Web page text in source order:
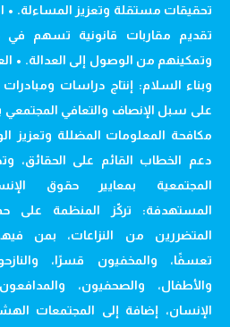
تحقيقات مستقلة وتعزيز المساءلة. •
تقديم مقاربات قانونية تسهم في
وتمكينهم من الوصول إلى العدالة. •
وبناء السلام: إنتاج دراسات
على سبل الإنصاف والتعافي المجتمعي
مكافحة المعلومات المضللة وتعزيز
دعم الخطاب القائم على الحقائق،
المجتمعية بمعايير حقوق
المستهدفة: تركّز المنظمة على
المتضررين من النزاعات، بمن
تعسفًا، والمخفيون قسرًا،
والأطفال، والصحفيون،
الإنسان، إضافة إلى المجتمعات